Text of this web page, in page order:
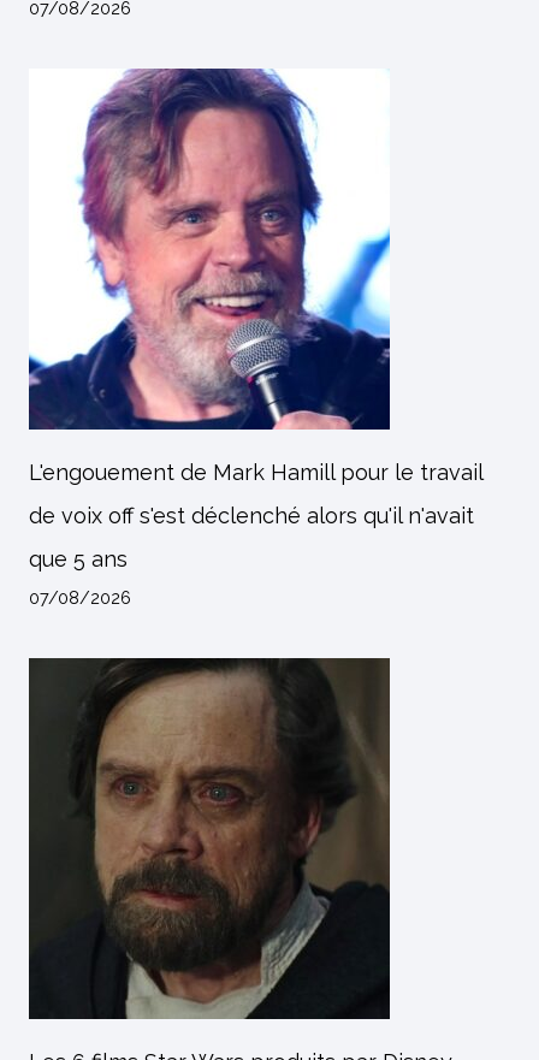
07/08/2026
L'engouement de Mark Hamill pour le travail
de voix off s'est déclenché alors qu'il n'avait
que 5 ans
07/08/2026